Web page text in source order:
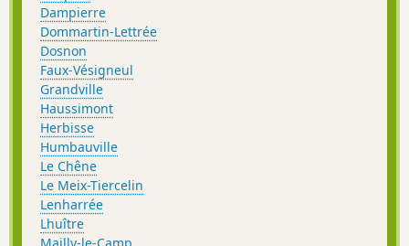
Dampierre
Dommartin-Lettrée
Dosnon
Faux-Vésigneul
Grandville
Haussimont
Herbisse
Humbauville
Le Chêne
Le Meix-Tiercelin
Lenharrée
Lhuître
Mailly-le-Camp